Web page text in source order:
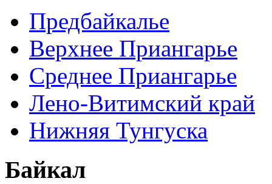
Предбайкалье
Верхнее Приангарье
Среднее Приангарье
Лено-Витимский край
Нижняя Тунгуска
Байкал